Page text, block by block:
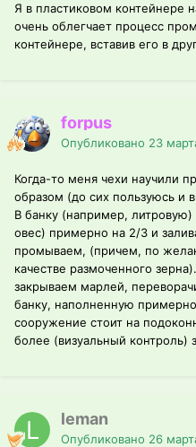
Я в пластиковом контейнере
очень облегчает процесс
контейнере, вставив его в
forpus
Опубликовано 23
Когда-то меня чехи научили
образом (до сих пользуюсь и
В банку (например,
овес) примерно на 2/3 и
промываем, (причем, по
качестве размоченного
закрываем марлей,
банку, наполненную
сооружение стоит на
более (визуальный контроль)
leman
Опубликовано 26